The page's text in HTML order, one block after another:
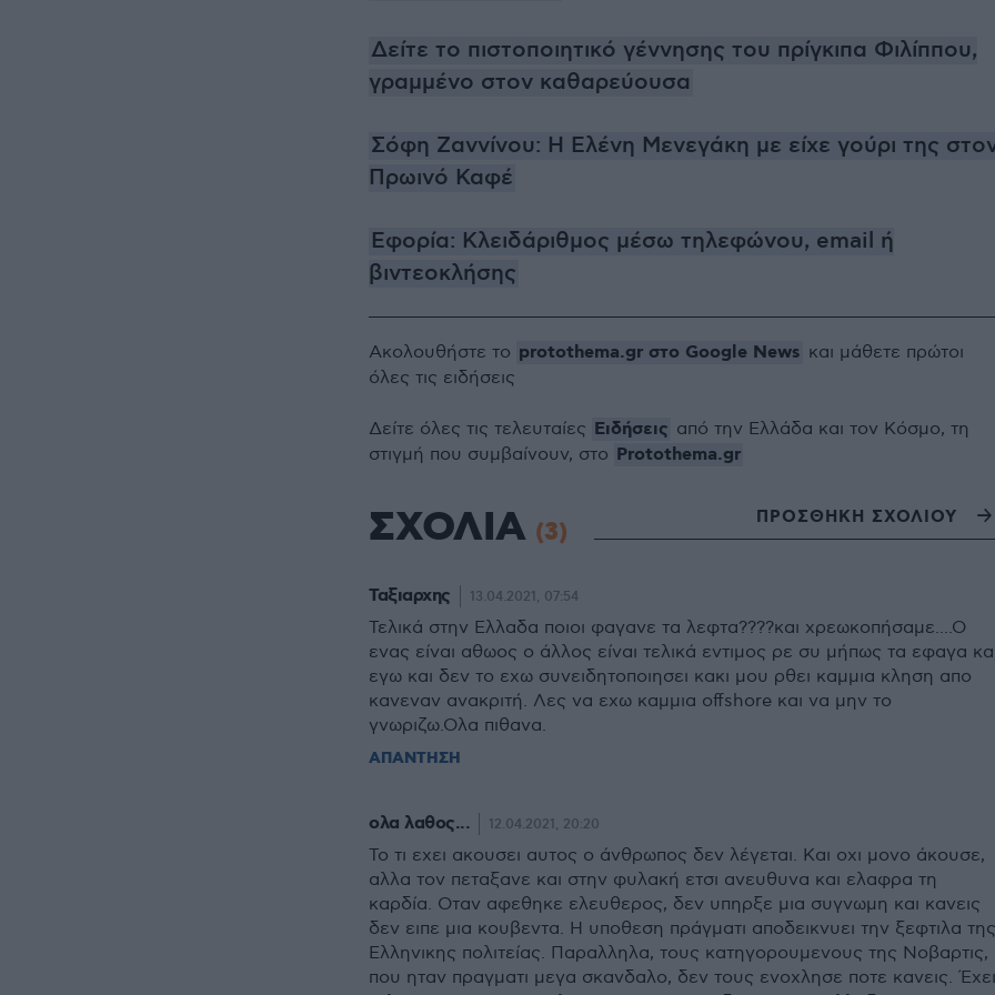
Δείτε το πιστοποιητικό γέννησης του πρίγκιπα Φιλίππου,
γραμμένο στον καθαρεύουσα
Σόφη Ζαννίνου: Η Ελένη Μενεγάκη με είχε γούρι της
Πρωινό Καφέ
Εφορία: Κλειδάριθμος μέσω τηλεφώνου, email ή
βιντεοκλήσης
Ακολουθήστε το protothema.gr στο Google News και μάθετε πρώτοι
όλες τις ειδήσεις
Δείτε όλες τις τελευταίες Ειδήσεις από την Ελλάδα και τον Κόσμο, τη
στιγμή που συμβαίνουν, στο Protothema.gr
ΣΧΟΛΙΑ (3) ΠΡΟΣΘΗΚΗ ΣΧΟΛΙΟΥ
Ταξιαρχης 13.04.2021, 07:54
Τελικά στην Ελλαδα ποιοι φαγανε τα λεφτα????και χρεωκοπήσαμε....Ο
ενας είναι αθωος ο άλλος είναι τελικά εντιμος ρε συ μήπως τα εφαγα
εγω και δεν το εχω συνειδητοποιησει κακι μου ρθει καμμια κληση απο
κανεναν ανακριτή. Λες να εχω καμμια offshore και να μην το
γνωριζω.Ολα πιθανα.
ΑΠΑΝΤΗΣΗ
ολα λαθος... 12.04.2021, 20:20
Το τι εχει ακουσει αυτος ο άνθρωπος δεν λέγεται. Και οχι μονο άκουσε,
αλλα τον πεταξανε και στην φυλακή ετσι ανευθυνα και ελαφρα τη
καρδία. Οταν αφεθηκε ελευθερος, δεν υπηρξε μια συγνωμη και κανεις
δεν ειπε μια κουβεντα. Η υποθεση πράγματι αποδεικνυει την ξεφτιλα της
Ελληνικης πολιτείας. Παραλληλα, τους κατηγορουμενους της Νοβαρτις,
που ηταν πραγματι μεγα σκανδαλο, δεν τους ενοχλησε ποτε κανεις. Έχει